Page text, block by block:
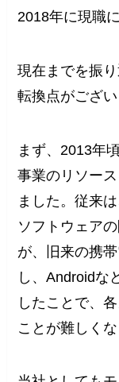
2018年に現職
現在までを振
転換点がござい
まず、2013年
事業のリソー
ました。従来
ソフトウェア
が、旧来の携
し、Androidな
したことで、
ことが難しく